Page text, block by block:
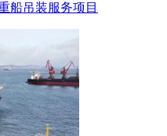
船吊装服务项目